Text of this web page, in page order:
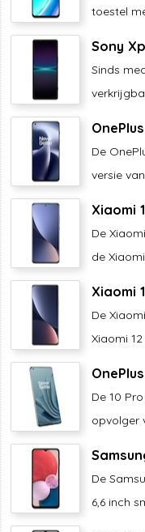
toestel
Sony
Sinds
De
versie
Xiaomi
De
de
Xiaomi
De
Xiaomi
De 10
opvolger
De
6,6 inch